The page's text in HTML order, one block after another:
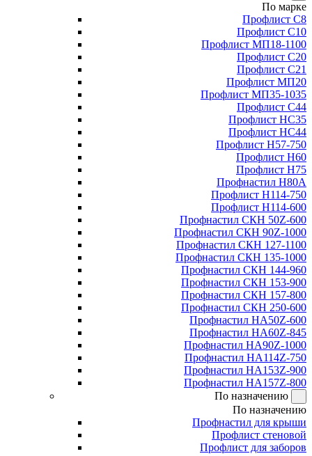
По марке
Профлист С8
Профлист С10
Профлист МП18-1100
Профлист С20
Профлист С21
Профлист МП20
Профлист МП35-1035
Профлист С44
Профлист НС35
Профлист НС44
Профлист Н57-750
Профлист Н60
Профлист Н75
Профнастил Н80А
Профлист Н114-750
Профлист Н114-600
Профнастил СКН 50Z-600
Профнастил СКН 90Z-1000
Профнастил СКН 127-1100
Профнастил СКН 135-1000
Профнастил СКН 144-960
Профнастил СКН 153-900
Профнастил СКН 157-800
Профнастил СКН 250-600
Профнастил НА50Z-600
Профнастил НА60Z-845
Профнастил НА90Z-1000
Профнастил НА114Z-750
Профнастил НА153Z-900
Профнастил НА157Z-800
По назначению
По назначению
Профнастил для крыши
Профлист стеновой
Профлист для заборов